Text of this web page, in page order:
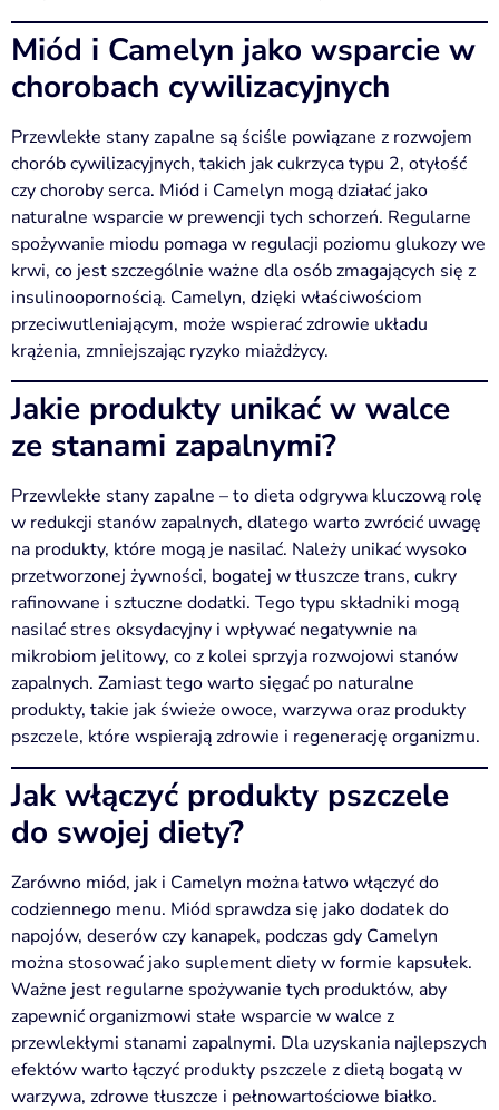
Miód i Camelyn jako wsparcie w
chorobach cywilizacyjnych
Przewlekłe stany zapalne są ściśle powiązane z rozwojem
chorób cywilizacyjnych, takich jak cukrzyca typu 2, otyłość
czy choroby serca. Miód i Camelyn mogą działać jako
naturalne wsparcie w prewencji tych schorzeń. Regularne
spożywanie miodu pomaga w regulacji poziomu glukozy we
krwi, co jest szczególnie ważne dla osób zmagających się z
insulinoopornością. Camelyn, dzięki właściwościom
przeciwutleniającym, może wspierać zdrowie układu
krążenia, zmniejszając ryzyko miażdżycy.
Jakie produkty unikać w walce
ze stanami zapalnymi?
Przewlekłe stany zapalne – to dieta odgrywa kluczową rolę
w redukcji stanów zapalnych, dlatego warto zwrócić uwagę
na produkty, które mogą je nasilać. Należy unikać wysoko
przetworzonej żywności, bogatej w tłuszcze trans, cukry
rafinowane i sztuczne dodatki. Tego typu składniki mogą
nasilać stres oksydacyjny i wpływać negatywnie na
mikrobiom jelitowy, co z kolei sprzyja rozwojowi stanów
zapalnych. Zamiast tego warto sięgać po naturalne
produkty, takie jak świeże owoce, warzywa oraz produkty
pszczele, które wspierają zdrowie i regenerację organizmu.
Jak włączyć produkty pszczele
do swojej diety?
Zarówno miód, jak i Camelyn można łatwo włączyć do
codziennego menu. Miód sprawdza się jako dodatek do
napojów, deserów czy kanapek, podczas gdy Camelyn
można stosować jako suplement diety w formie kapsułek.
Ważne jest regularne spożywanie tych produktów, aby
zapewnić organizmowi stałe wsparcie w walce z
przewlekłymi stanami zapalnymi. Dla uzyskania najlepszych
efektów warto łączyć produkty pszczele z dietą bogatą w
warzywa, zdrowe tłuszcze i pełnowartościowe białko.